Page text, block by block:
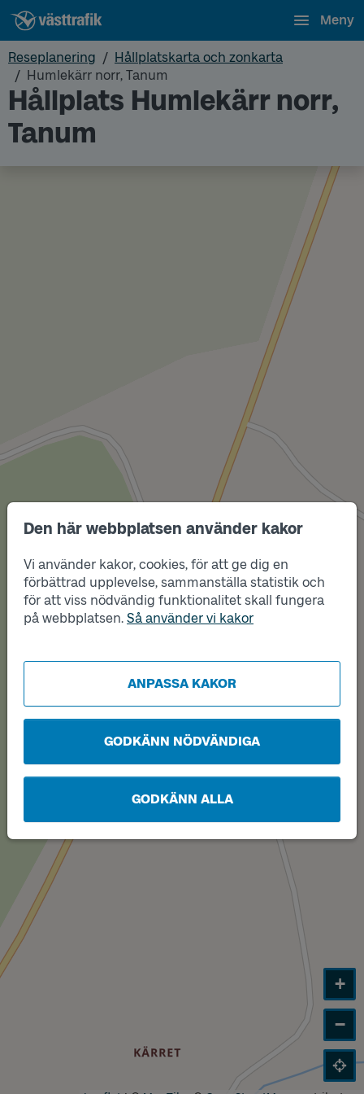
Den här webbplatsen använder kakor
Vi använder kakor, cookies, för att ge dig en
förbättrad upplevelse, sammanställa statistik och
för att viss nödvändig funktionalitet skall fungera
på webbplatsen. Så använder vi kakor
ANPASSA KAKOR
GODKÄNN NÖDVÄNDIGA
GODKÄNN ALLA
Meny
Reseplanering
Hållplatskarta och zonkarta
Humlekärr norr, Tanum
Hållplats Humlekärr norr,
Tanum
Läge
A
+
−